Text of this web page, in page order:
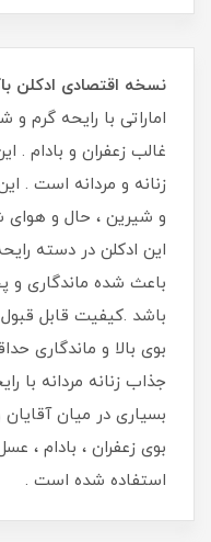
نسخه اقتصادی ادکلن
اماراتی با رایحه گرم
غالب زعفران و بادام
زنانه و مردانه است .
و شیرین ، حال و هوای
این ادکلن در دسته
باعث شده ماندگاری
باشد .کیفیت قابل
جذاب زنانه مردانه
بسیاری در میان آقایان
بوی زعفران ، بادام ،
استفاده شده است .